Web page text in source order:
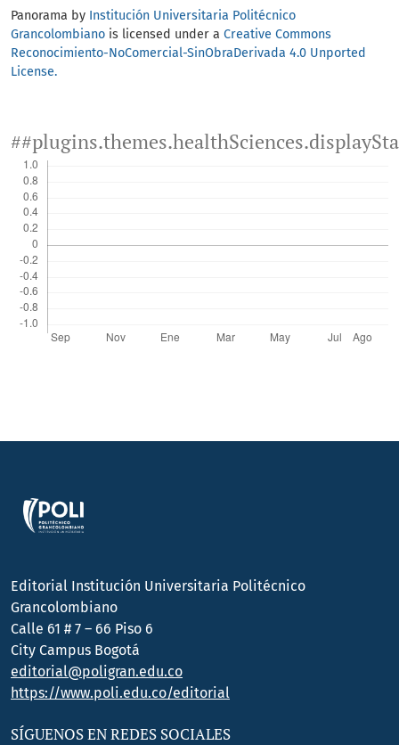
Panorama by Institución Universitaria Politécnico
Grancolombiano is licensed under a Creative Commons
Reconocimiento-NoComercial-SinObraDerivada 4.0 Unported
License.
Editorial Institución Universitaria Politécnico
Grancolombiano
Calle 61 # 7 – 66 Piso 6
City Campus Bogotá
editorial@poligran.edu.co
https://www.poli.edu.co/editorial
SÍGUENOS EN REDES SOCIALES